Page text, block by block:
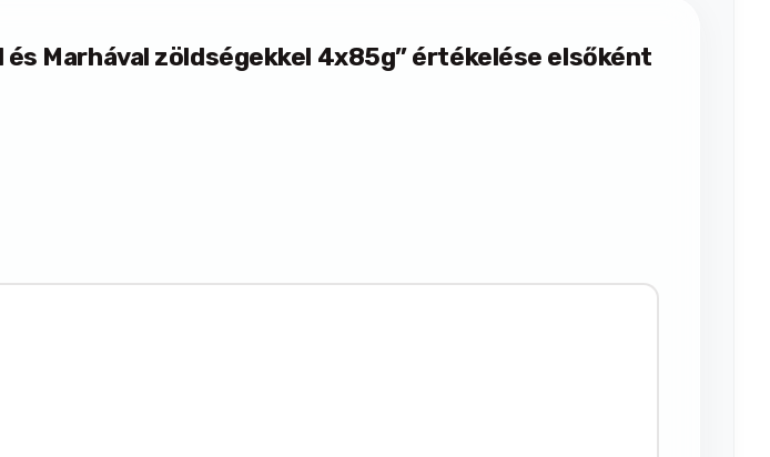
és Marhával zöldségekkel 4x85g” értékelése elsőként